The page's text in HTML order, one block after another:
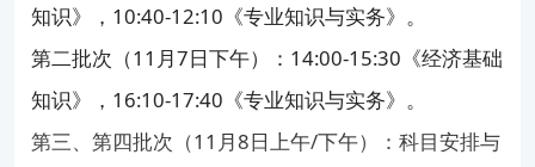
知识》，10:40-12:10《专业知识与实务》。
第二批次（11月7日下午）：14:00-15:30《经济基础
知识》，16:10-17:40《专业知识与实务》。
第三、第四批次（11月8日上午/下午）：科目安排与